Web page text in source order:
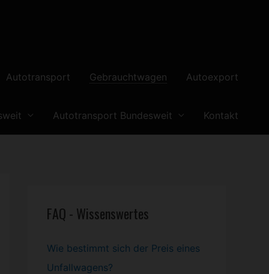
Autotransport Gebrauchtwagen Autoexport
Autotransport Bundesweit Kontakt
FAQ - Wissenswertes
Wie bestimmt sich der Preis eines
Unfallwagens?